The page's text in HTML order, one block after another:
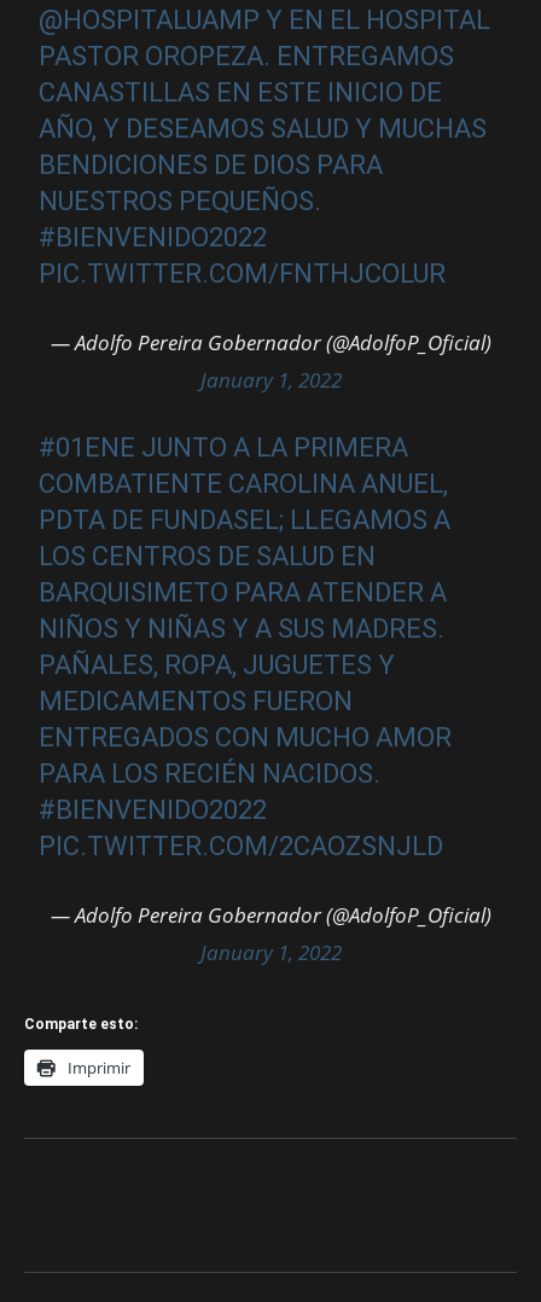
@HOSPITALUAMP Y EN EL HOSPITAL
PASTOR OROPEZA. ENTREGAMOS
CANASTILLAS EN ESTE INICIO DE
AÑO, Y DESEAMOS SALUD Y MUCHAS
BENDICIONES DE DIOS PARA
NUESTROS PEQUEÑOS.
#BIENVENIDO2022
PIC.TWITTER.COM/FNTHJCOLUR
— Adolfo Pereira Gobernador (@AdolfoP_Oficial)
January 1, 2022
#01ENE JUNTO A LA PRIMERA
COMBATIENTE CAROLINA ANUEL,
PDTA DE FUNDASEL; LLEGAMOS A
LOS CENTROS DE SALUD EN
BARQUISIMETO PARA ATENDER A
NIÑOS Y NIÑAS Y A SUS MADRES.
PAÑALES, ROPA, JUGUETES Y
MEDICAMENTOS FUERON
ENTREGADOS CON MUCHO AMOR
PARA LOS RECIÉN NACIDOS.
#BIENVENIDO2022
PIC.TWITTER.COM/2CAOZSNJLD
— Adolfo Pereira Gobernador (@AdolfoP_Oficial)
January 1, 2022
Comparte esto:
Imprimir